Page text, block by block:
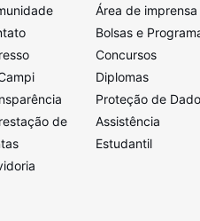
de
Área de imprensa
Bolsas e
Concursos
Diplomas
Proteção de
Assistência
Estudantil